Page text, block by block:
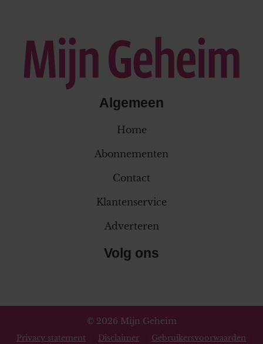
Algemeen
Home
Abonnementen
Contact
Klantenservice
Adverteren
Volg ons
© 2026 Mijn Geheim
Privacy statement Disclaimer Gebruikersvoorwaarden